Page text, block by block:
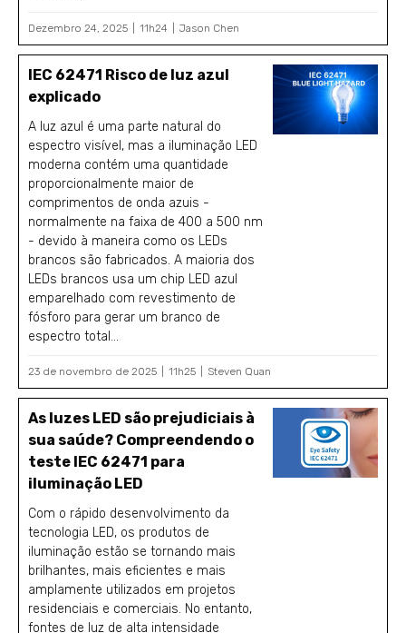
Dezembro 24, 2025 11h24 Jason Chen
IEC 62471 Risco de luz azul
explicado
A luz azul é uma parte natural do
espectro visível, mas a iluminação LED
moderna contém uma quantidade
proporcionalmente maior de
comprimentos de onda azuis -
normalmente na faixa de 400 a 500 nm
- devido à maneira como os LEDs
brancos são fabricados. A maioria dos
LEDs brancos usa um chip LED azul
emparelhado com revestimento de
fósforo para gerar um branco de
espectro total...
23 de novembro de 2025 11h25 Steven Quan
As luzes LED são prejudiciais à
sua saúde? Compreendendo o
teste IEC 62471 para
iluminação LED
Com o rápido desenvolvimento da
tecnologia LED, os produtos de
iluminação estão se tornando mais
brilhantes, mais eficientes e mais
amplamente utilizados em projetos
residenciais e comerciais. No entanto,
fontes de luz de alta intensidade